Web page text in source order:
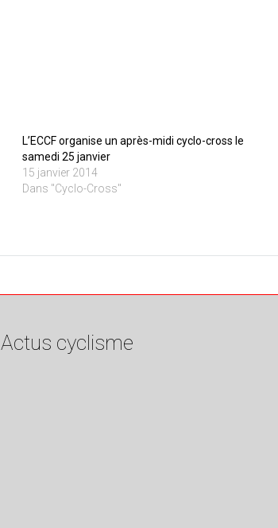
L’ECCF organise un après-midi cyclo-cross le
samedi 25 janvier
15 janvier 2014
Dans "Cyclo-Cross"
Actus cyclisme